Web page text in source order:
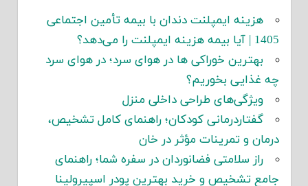
هزینه ایمپلنت دندان با بیمه تأمین اجتماعی
1405 | آیا بیمه هزینه ایمپلنت را می‌دهد؟
بهترین خوراکی ها در هوای سرد؛ در هوای سرد
چه غذایی بخوریم؟
ویژگی‌های طراحی داخلی منزل
گفتاردرمانی کودکان؛ راهنمای کامل تشخیص،
درمان و تمرینات مؤثر در خان
راز سلامتی فضانوردان در سفره شما؛ راهنمای
جامع تشخیص و خرید بهترین پودر اسپیرولینا